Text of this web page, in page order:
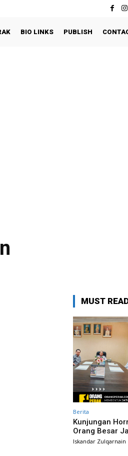
BIO LINKS PUBLISH
Mahkamah Persekutuan
MUST
Berita
Kunjungan
Orang Besar
Iskandar Zulqarnain